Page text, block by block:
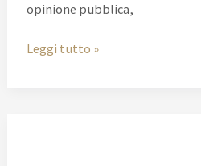
opinione pubblica,
Leggi tutto »